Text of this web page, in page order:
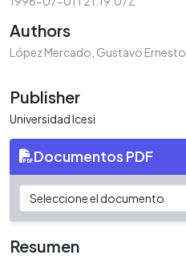
Authors
López Mercado, Gustavo Ernesto
Publisher
Universidad Icesi
Documentos PDF
Resumen